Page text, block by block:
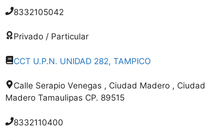
8332105042
Privado / Particular
CCT U.P.N. UNIDAD 282, TAMPICO
Calle Serapio Venegas , Ciudad Madero , Ciudad
Madero Tamaulipas CP. 89515
8332110400